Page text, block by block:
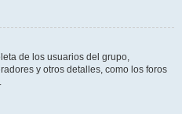
de los usuarios del grupo,
y otros detalles, como los foros